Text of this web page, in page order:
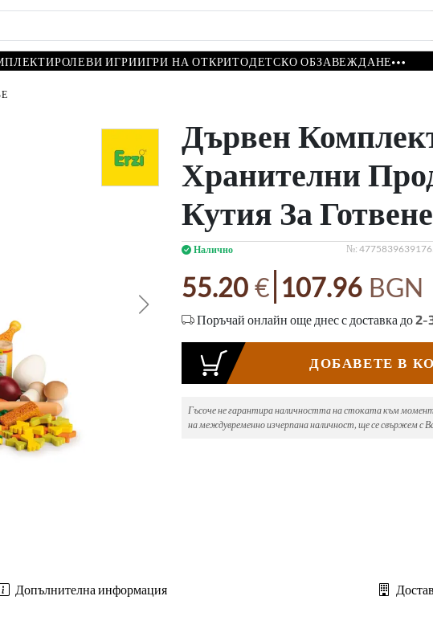
РОЛЕВИ ИГРИИГРИ НА ОТКРИТОДЕТСКО ОБЗАВЕЖДАНЕ
Дървен
Хранителни
Кутия За Готвене
Налично №:
55.20 €| 107.96 BGN
Поръчай онлайн още днес с доставка до2-
ДОБАВЕТЕ В
Гъсоче не гарантира наличността на стоката към
на междувременно изчерпана наличност, ще се свържем с
Допълнителна информация